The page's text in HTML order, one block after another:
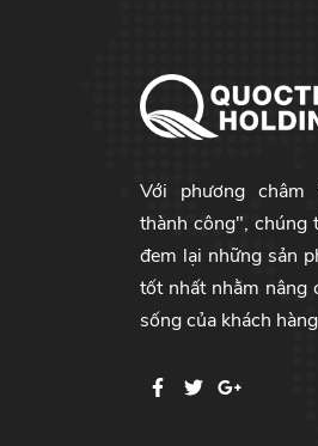
Với phương
thành công", chúng
đem lại những sản
tốt nhất nhằm nâng
sống của khách